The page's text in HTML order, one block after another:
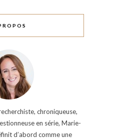
chroniqueuse,
en série, Marie-
d’abord comme une